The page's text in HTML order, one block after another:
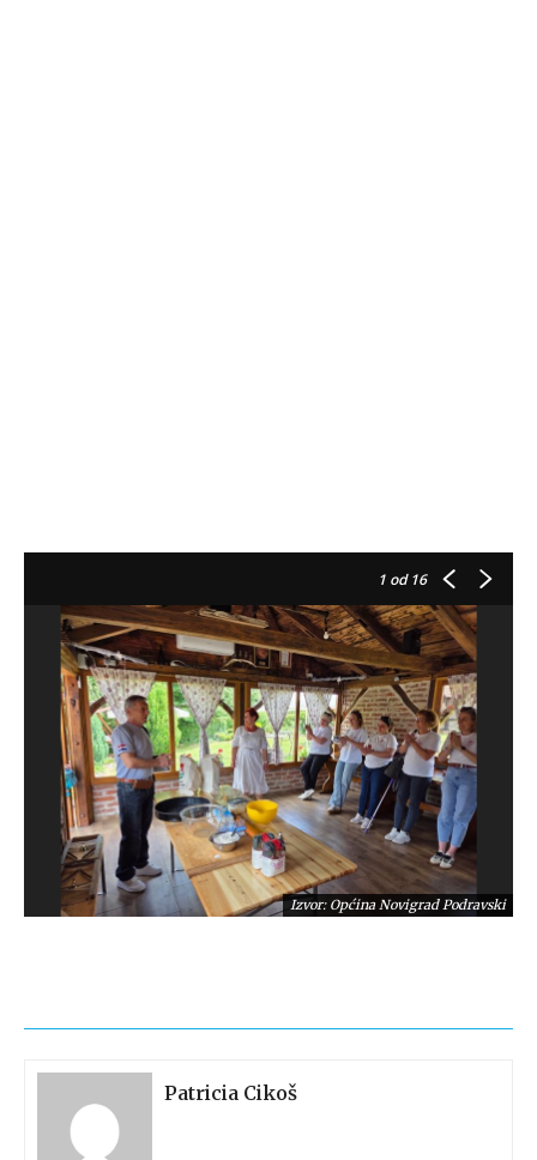
1 od 16
Izvor: Općina Novigrad Podravski
Patricia Cikoš